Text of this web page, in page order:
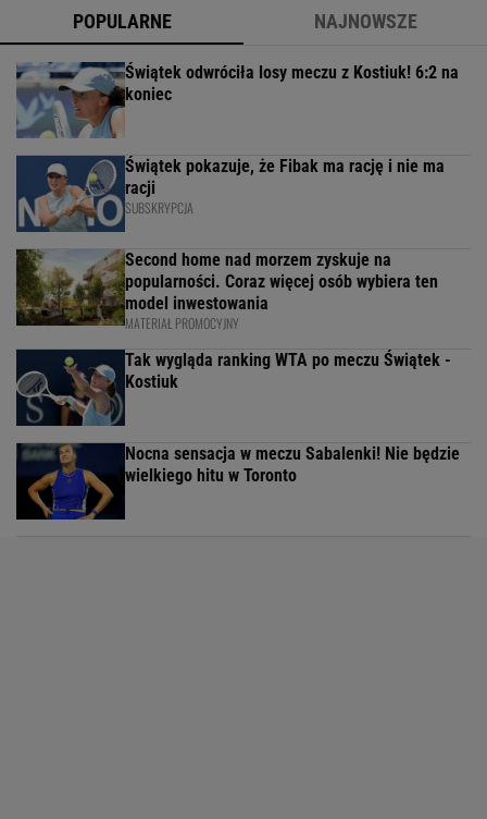
POPULARNE NAJNOWSZE
Świątek odwróciła losy meczu z Kostiuk! 6:2 na
koniec
Świątek pokazuje, że Fibak ma rację i nie ma
racji
SUBSKRYPCJA
Second home nad morzem zyskuje na
popularności. Coraz więcej osób wybiera ten
model inwestowania
MATERIAŁ PROMOCYJNY
Tak wygląda ranking WTA po meczu Świątek -
Kostiuk
Nocna sensacja w meczu Sabalenki! Nie będzie
wielkiego hitu w Toronto